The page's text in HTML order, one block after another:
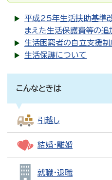
平成25年生活扶助基準
まえた生活保護費等の追
生活困窮者の自立支援制
生活保護について
こんなときは
引越し
結婚・離婚
就職・退職